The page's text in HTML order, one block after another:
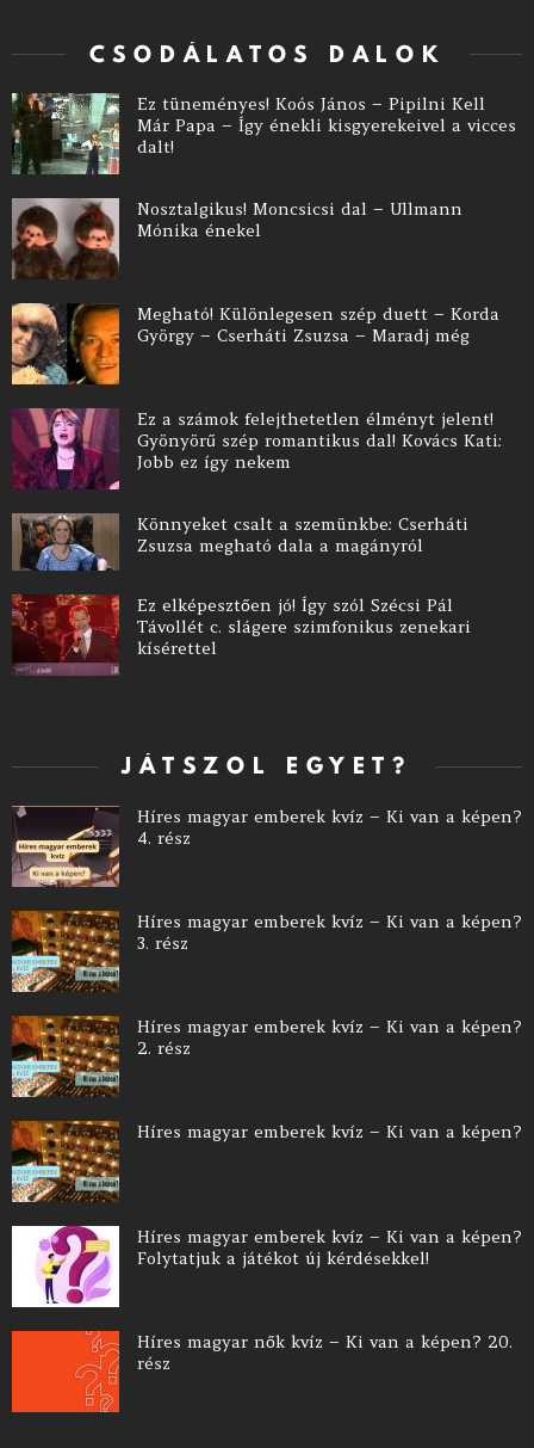
CSODÁLATOS DALOK
Ez tüneményes! Koós János – Pipilni Kell
Már Papa – Így énekli kisgyerekeivel a vicces
dalt!
Nosztalgikus! Moncsicsi dal – Ullmann
Mónika énekel
Megható! Különlegesen szép duett – Korda
György – Cserháti Zsuzsa – Maradj még
Ez a számok felejthetetlen élményt jelent!
Gyönyörű szép romantikus dal! Kovács Kati:
Jobb ez így nekem
Könnyeket csalt a szemünkbe: Cserháti
Zsuzsa megható dala a magányról
Ez elképesztően jó! Így szól Szécsi Pál
Távollét c. slágere szimfonikus zenekari
kísérettel
JÁTSZOL EGYET?
Híres magyar emberek kvíz – Ki van a képen?
4. rész
Híres magyar emberek kvíz – Ki van a képen?
3. rész
Híres magyar emberek kvíz – Ki van a képen?
2. rész
Híres magyar emberek kvíz – Ki van a képen?
Híres magyar emberek kvíz – Ki van a képen?
Folytatjuk a játékot új kérdésekkel!
Híres magyar nők kvíz – Ki van a képen? 20.
rész